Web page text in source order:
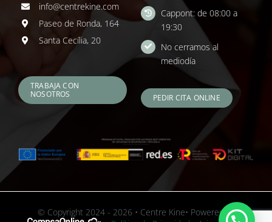
info@centrekine.com
Paseo de Ronda, 164
Santa Cecília, 20
TRABAJA CON
NOSOTROS
Cappont: de 08:00 a
19:30
No cerramos al
mediodía
PEDIR CITA ONLINE
© Copyright 2024 - 2026 • Centre Kine• Powered by